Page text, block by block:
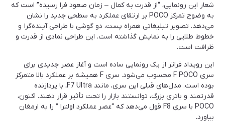
شعار این رونمایی، “از قدرت به کمال – زمان صعود فرا رسیده” است که
به وضوح تمرکز POCO بر ارتقای عملکرد به سطحی جدید را نشان
می‌دهد. تصویر تبلیغاتی همراه پست، دو گوشی با طراحی آینده‌گرا و
خطوط طلایی را به نمایش گذاشته است. این طراحی نمادی از قدرت و
ظرافت است.
این رویداد فراتر از یک رونمایی ساده است و آغاز عصر جدیدی برای
سری F POCO محسوب می‌شود. سری F همیشه بر عملکرد بالا متمرکز
بوده است. مدل‌های قبلی این سری، مانند F7 Ultra، با پردازنده
قدرتمند و باتری بزرگ، توانستند بازار را تحت تأثیر قرار دهند. اکنون،
POCO با سری F8 قول می‌دهد که “عصر عملکرد اولترا ” را به ارمغان
بیاورد.